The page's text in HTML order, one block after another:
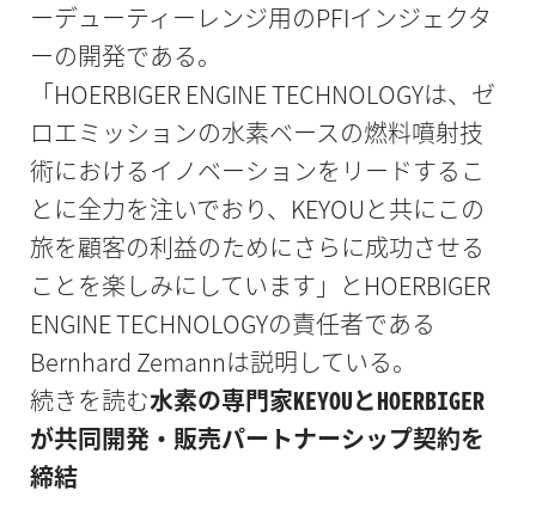
ーデューティーレンジ用のPFIインジェクタ
ーの開発である。
「HOERBIGER ENGINE TECHNOLOGYは、ゼ
ロエミッションの水素ベースの燃料噴射技
術におけるイノベーションをリードするこ
とに全力を注いでおり、KEYOUと共にこの
旅を顧客の利益のためにさらに成功させる
ことを楽しみにしています」とHOERBIGER
ENGINE TECHNOLOGYの責任者である
Bernhard Zemannは説明している。
続きを読む水素の専門家KEYOUとHOERBIGER
が共同開発・販売パートナーシップ契約を
締結